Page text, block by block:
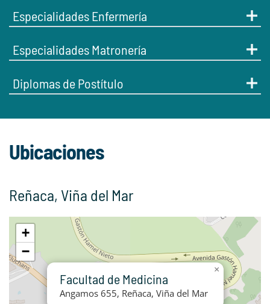
Especialidades Enfermería
Especialidades Matronería
Diplomas de Postítulo
Ubicaciones
Reñaca, Viña del Mar
Facultad de Medicina
Angamos 655, Reñaca, Viña del Mar
×
+
−